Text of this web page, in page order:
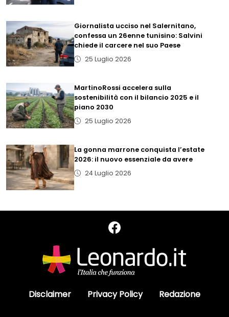
Giornalista ucciso nel Salernitano,
confessa un 26enne tunisino: Salvini
chiede il carcere nel suo Paese
25 Luglio 2026
MartinoRossi accelera sulla
sostenibilità con il bilancio 2025 e il
piano 2030
25 Luglio 2026
La gonna marrone conquista l’estate
2026: il nuovo essenziale da avere
24 Luglio 2026
Disclaimer Privacy Policy Redazione